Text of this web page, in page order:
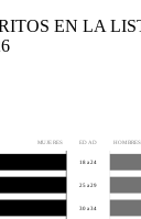
EN LA
MUJERES EDAD HOMBRES
18 a 24
25 a 29
30 a 34